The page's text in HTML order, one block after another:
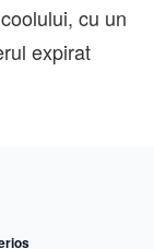
cu un
expirat